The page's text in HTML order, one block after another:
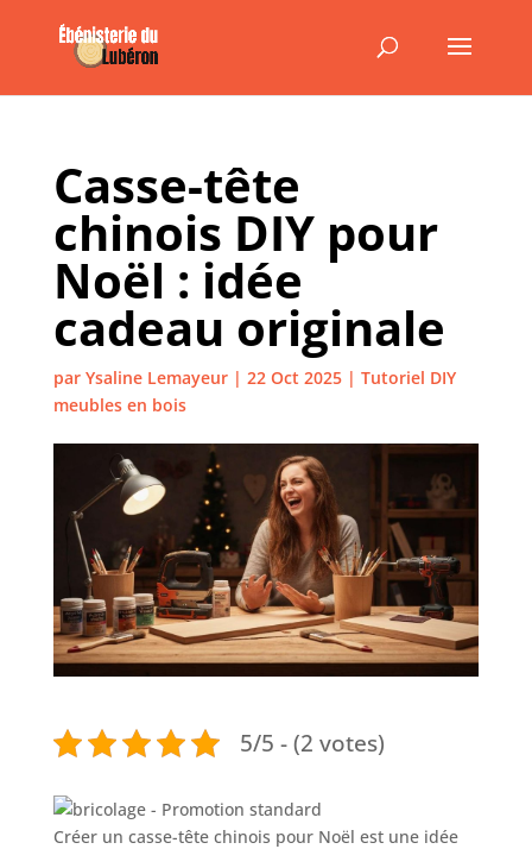
Casse-tête
chinois DIY pour
Noël : idée
cadeau originale
par Ysaline Lemayeur| 22 Oct 2025| Tutoriel DIY
meubles en bois
5/5 - (2 votes)
Créer un casse-tête chinois pour Noël est une idée